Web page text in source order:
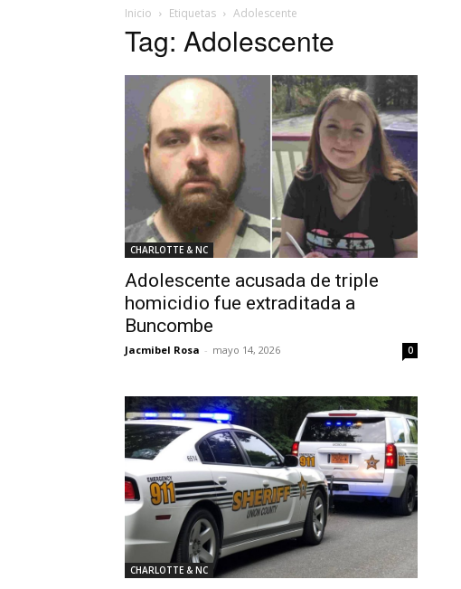
Inicio Etiquetas Adolescente
Tag: Adolescente
CHARLOTTE & NC
Adolescente acusada de triple
homicidio fue extraditada a
Buncombe
Jacmibel Rosa - mayo 14, 2026 0
CHARLOTTE & NC